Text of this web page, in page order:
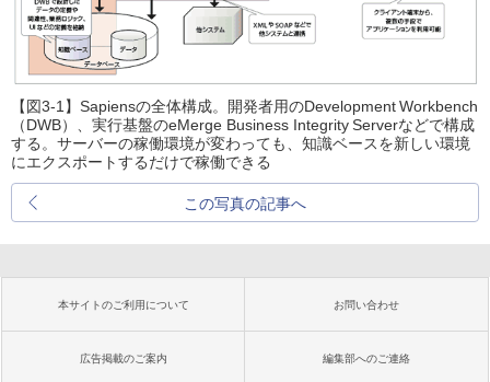
【図3-1】Sapiensの全体構成。開発者用のDevelopment Workbench
（DWB）、実行基盤のeMerge Business Integrity Serverなどで構成
する。サーバーの稼働環境が変わっても、知識ベースを新しい環境
にエクスポートするだけで稼働できる
この写真の記事へ
本サイトのご利用について お問い合わせ
広告掲載のご案内 編集部へのご連絡